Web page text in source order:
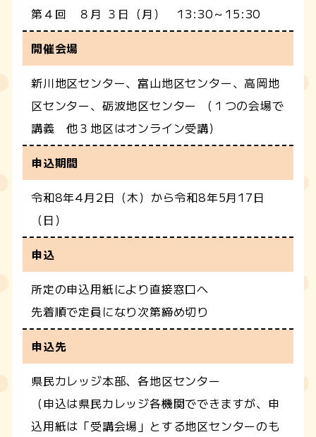
第４回 ８月 ３日（月） 13:30～15:30
開催会場
新川地区センター、富山地区センター、高岡地
区センター、砺波地区センター （１つの会場で
講義 他３地区はオンライン受講）
申込期間
令和8年4月2日（木）から令和8年5月17日
（日）
申込
所定の申込用紙により直接窓口へ
先着順で定員になり次第締め切り
申込先
県民カレッジ本部、各地区センター
（申込は県民カレッジ各機関でできますが、申
込用紙は「受講会場」とする地区センターのも